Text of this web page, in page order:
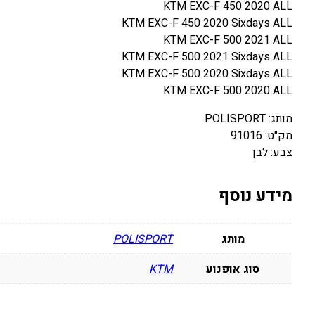
KTM EXC-F 450 2020 ALL
KTM EXC-F 450 2020 Sixdays ALL
KTM EXC-F 500 2021 ALL
KTM EXC-F 500 2021 Sixdays ALL
KTM EXC-F 500 2020 Sixdays ALL
KTM EXC-F 500 2020 ALL
מותג: POLISPORT
מק"ט: 91016
צבע: לבן
מידע נוסף
מותג
POLISPORT
סוג אופנוע
KTM